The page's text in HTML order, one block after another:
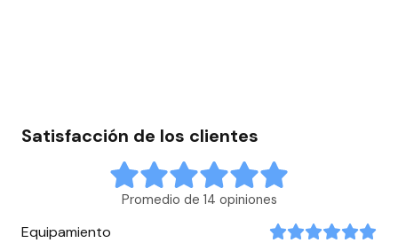
Satisfacción de los clientes
Promedio de 14 opiniones
Equipamiento